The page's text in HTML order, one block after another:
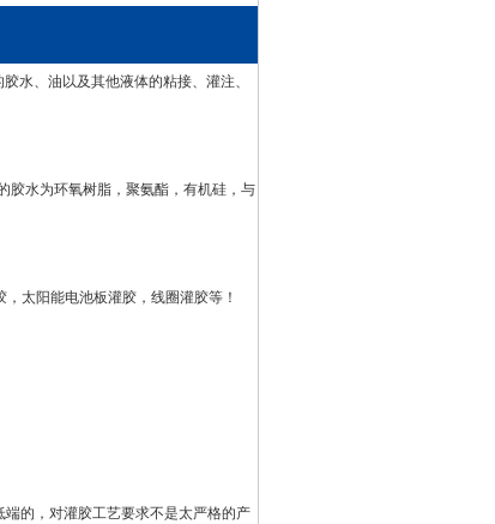
水、油以及其他液体的粘接、灌注、
胶水为环氧树脂 ， 聚氨酯 ， 有机硅 ，与
，太阳能电池板灌胶，线圈灌胶等！
的，对灌胶工艺要求不是太严格的产